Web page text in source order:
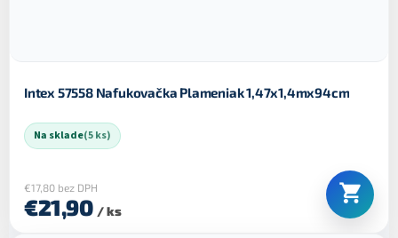
Intex 57558 Nafukovačka Plameniak 1,47x1,4mx94cm
Na sklade(5 ks)
€17,80 bez DPH
€21,90 / ks